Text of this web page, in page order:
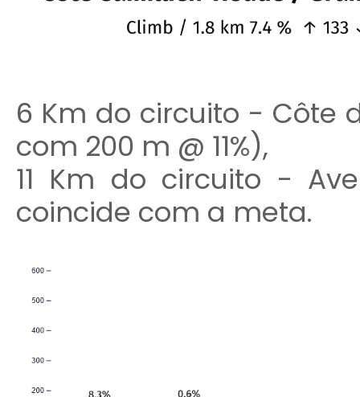
6 Km do circuito - Côte
com 200 m @ 11%),
11 Km do circuito -
coincide com a meta.